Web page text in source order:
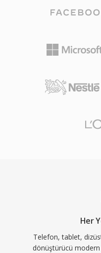
Her
Telefon, tablet,
dönüştürücü modern